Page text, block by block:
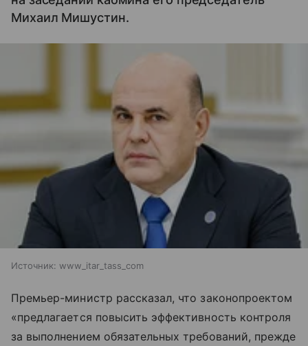
Михаил Мишустин.
Источник: www_itar_tass_com
Премьер-министр рассказал, что законопроектом
«предлагается повысить эффективность контроля
за выполнением обязательных требований, прежде